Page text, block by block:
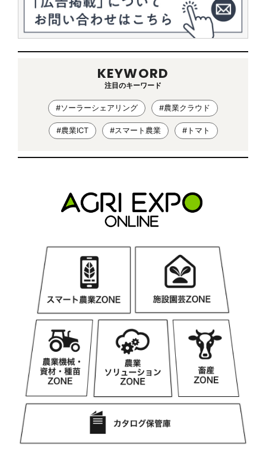
KEYWORD
注目のキーワード
#ソーラーシェアリング #農業クラウド
#農業ICT #スマート農業 #トマト